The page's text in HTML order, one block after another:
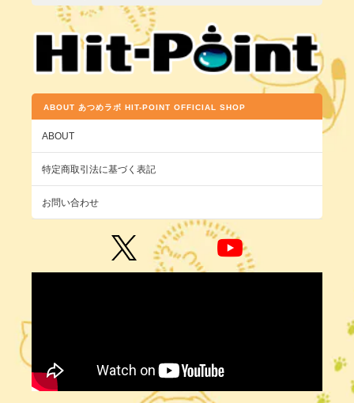
ABOUT あつめラボ HIT-POINT OFFICIAL SHOP
ABOUT
特定商取引法に基づく表記
お問い合わせ